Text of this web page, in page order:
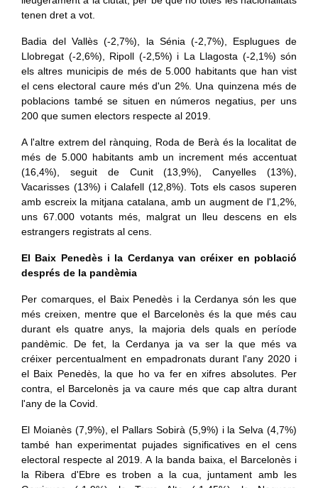
tenen dret a vot.
Badia del Vallès (-2,7%), la Sénia (-2,7%), Esplugues de
Llobregat (-2,6%), Ripoll (-2,5%) i La Llagosta (-2,1%) són
els altres municipis de més de 5.000 habitants que han vist
el cens electoral caure més d'un 2%. Una quinzena més de
poblacions també se situen en números negatius, per uns
200 que sumen electors respecte al 2019.
A l'altre extrem del rànquing, Roda de Berà és la localitat de
més de 5.000 habitants amb un increment més accentuat
(16,4%), seguit de Cunit (13,9%), Canyelles (13%),
Vacarisses (13%) i Calafell (12,8%). Tots els casos superen
amb escreix la mitjana catalana, amb un augment de l'1,2%,
uns 67.000 votants més, malgrat un lleu descens en els
estrangers registrats al cens.
El Baix Penedès i la Cerdanya van créixer en població
després de la pandèmia
Per comarques, el Baix Penedès i la Cerdanya són les que
més creixen, mentre que el Barcelonès és la que més cau
durant els quatre anys, la majoria dels quals en període
pandèmic. De fet, la Cerdanya ja va ser la que més va
créixer percentualment en empadronats durant l'any 2020 i
el Baix Penedès, la que ho va fer en xifres absolutes. Per
contra, el Barcelonès ja va caure més que cap altra durant
l'any de la Covid.
El Moianès (7,9%), el Pallars Sobirà (5,9%) i la Selva (4,7%)
també han experimentat pujades significatives en el cens
electoral respecte al 2019. A la banda baixa, el Barcelonès i
la Ribera d'Ebre es troben a la cua, juntament amb les